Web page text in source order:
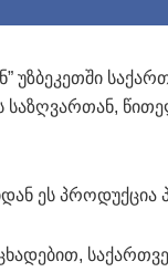
უზბეკეთში
საზღვართან,
ეს პროდუქცია